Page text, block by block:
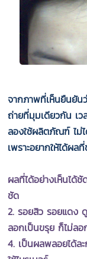
จากภาพที่เห็นยืนยัน
ถ่ายที่มุมเดียวกัน เ
ลองใช้ผลิตภัณฑ์ ไม่
เพราะอยากให้ได้ผล
ผลที่ได้อย่างเห็นได้
ชัด
2. รอยสิว รอยแดง
ลอกเป็นขรุย ก็ไม่ลอ
4. เป็นผลพลอยได้ล